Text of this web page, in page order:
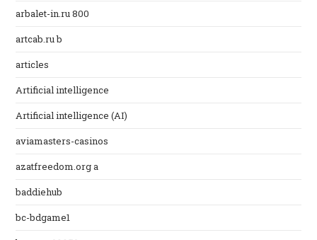
arbalet-in.ru 800
artcab.ru b
articles
Artificial intelligence
Artificial intelligence (AI)
aviamasters-casinos
azatfreedom.org a
baddiehub
bc-bdgame1